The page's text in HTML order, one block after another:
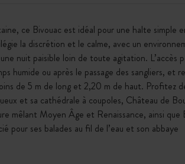
ce Bivouac est idéal pour une halte simple
la discrétion et le calme, avec un
nuit paisible loin de toute agitation. L’accès
humide ou après le passage des sangliers, et
de 5 m de long et 2,20 m de haut. Profitez
et sa cathédrale à coupoles, Château de
mêlant Moyen Âge et Renaissance, ainsi que
pour ses balades au fil de l’eau et son abbaye